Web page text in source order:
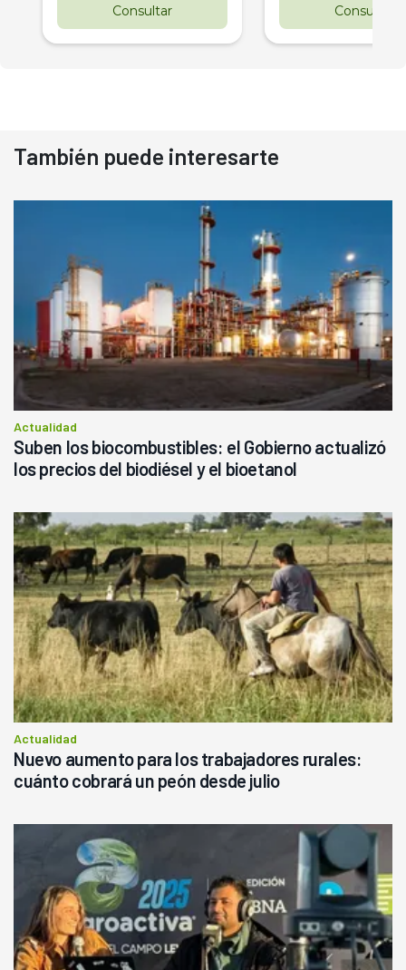
Consultar Consultar
También puede interesarte
Actualidad
Suben los biocombustibles: el Gobierno actualizó
los precios del biodiésel y el bioetanol
Actualidad
Nuevo aumento para los trabajadores rurales:
cuánto cobrará un peón desde julio